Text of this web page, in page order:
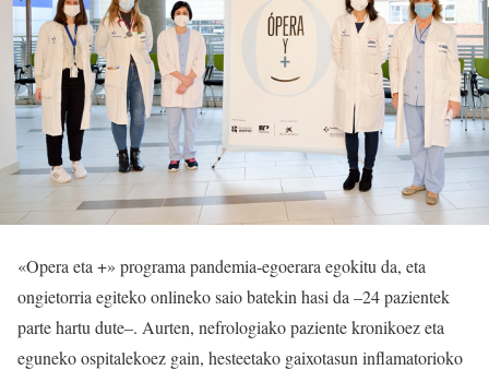
«Opera eta +» programa pandemia-egoerara egokitu da, eta
ongietorria egiteko onlineko saio batekin hasi da –24 pazientek
parte hartu dute–. Aurten, nefrologiako paziente kronikoez eta
eguneko ospitalekoez gain, hesteetako gaixotasun inflamatorioko